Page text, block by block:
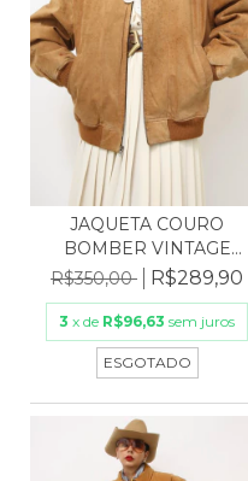
JAQUETA COURO
BOMBER VINTAGE
FORRO MATEL...
R$350,00 R$289,90
3 x de R$96,63 sem juros
ESGOTADO